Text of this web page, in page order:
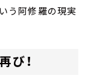
う阿修羅の現実
び！